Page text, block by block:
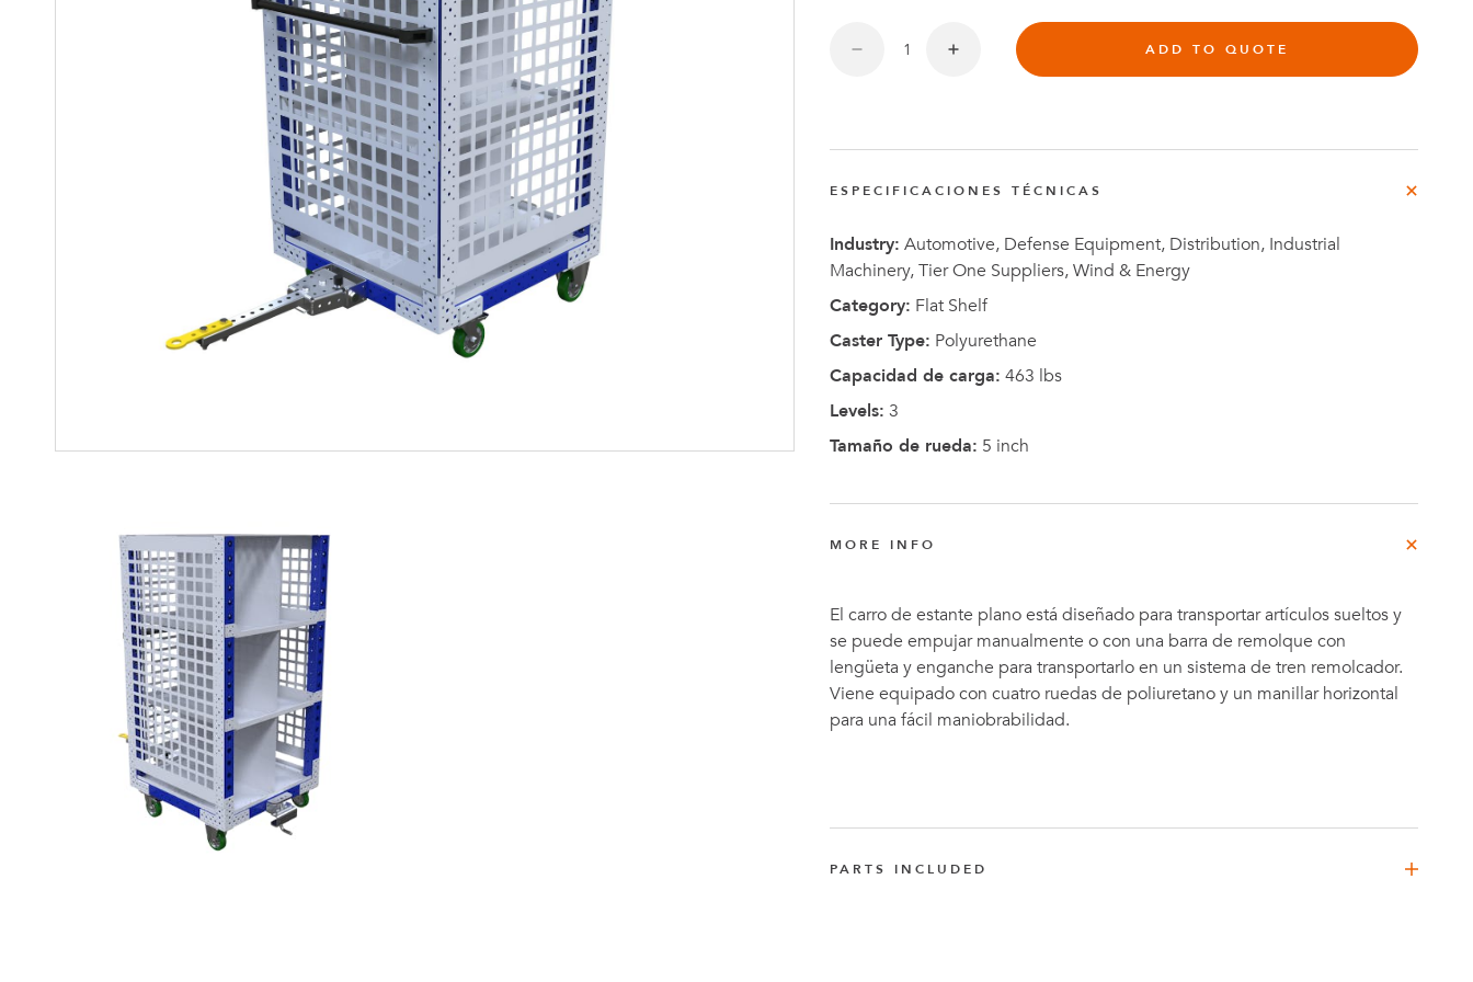
Soluciones para colgar
Soluciones Madre-Hija
Carros de kit y soluciones
Parts
Fogelberg
Ejecutivo
de
ADD TO QUOTE
ESPECIFICACIONES TÉCNICAS
Industry: Automotive, Defense Equipment, Distribution, Industrial
Machinery, Tier One Suppliers, Wind & Energy
Category: Flat Shelf
Caster Type: Polyurethane
Capacidad de carga: 463 lbs
Levels: 3
Tamaño de rueda: 5 inch
MORE INFO
El carro de estante plano está diseñado para transportar artículos sueltos y
se puede empujar manualmente o con una barra de remolque con
lengüeta y enganche para transportarlo en un sistema de tren remolcador.
Viene equipado con cuatro ruedas de poliuretano y un manillar horizontal
para una fácil maniobrabilidad.
PARTS INCLUDED